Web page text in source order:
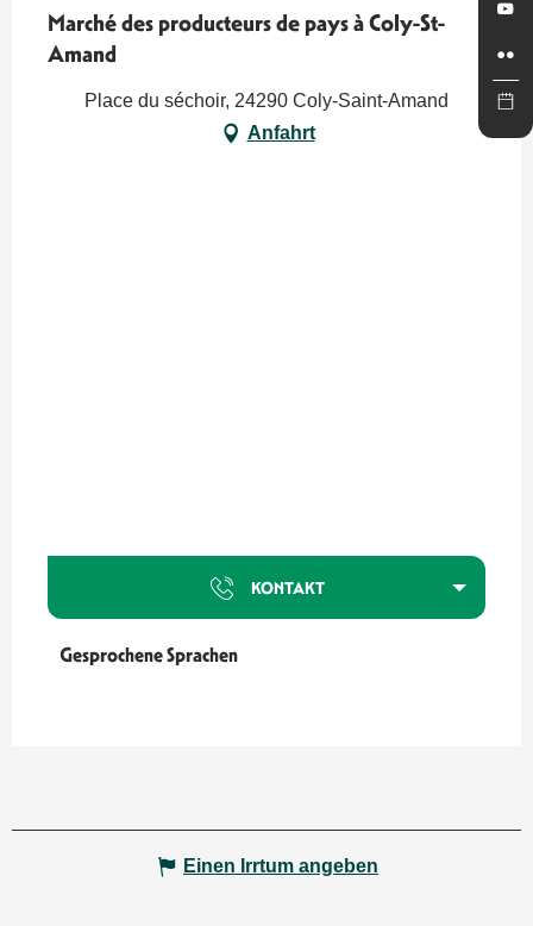
Marché des producteurs de pays à Coly-St-
Amand
Place du séchoir, 24290 Coly-Saint-Amand
Anfahrt
KONTAKT
Gesprochene Sprachen
Gesprochene Sprachen
Einen Irrtum angeben